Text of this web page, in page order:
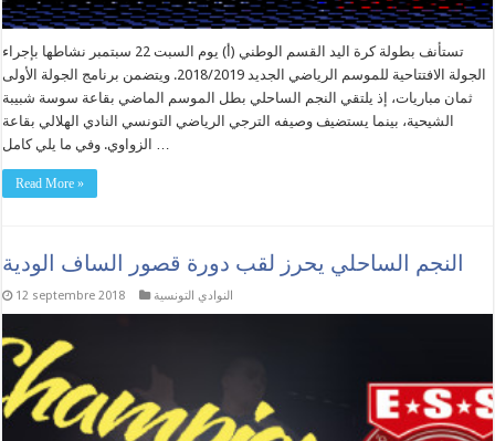
تستأنف بطولة كرة اليد القسم الوطني (أ) يوم السبت 22 سبتمبر نشاطها بإجراء
الجولة الافتتاحية للموسم الرياضي الجديد 2018/2019. ويتضمن برنامج الجولة الأولى
ثمان مباريات، إذ يلتقي النجم الساحلي بطل الموسم الماضي بقاعة سوسة شبيبة
الشيحية، بينما يستضيف وصيفه الترجي الرياضي التونسي النادي الهلالي بقاعة
الزواوي. وفي ما يلي كامل …
Read More »
النجم الساحلي يحرز لقب دورة قصور الساف الودية
12 septembre 2018 النوادي التونسية